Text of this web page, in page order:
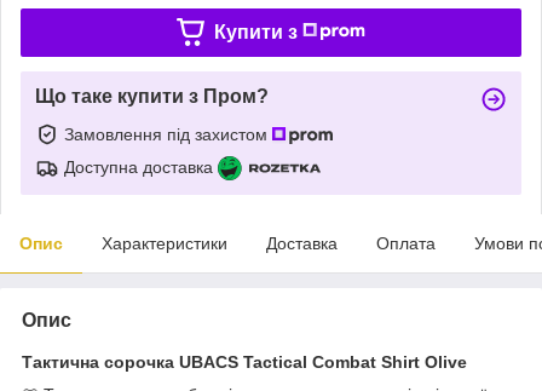
Купити з
Що таке купити з Пром?
Замовлення під захистом
Доступна доставка
Опис Характеристики Доставка Оплата Умови
Опис
Тактична сорочка UBACS Tactical Combat Shirt Olive